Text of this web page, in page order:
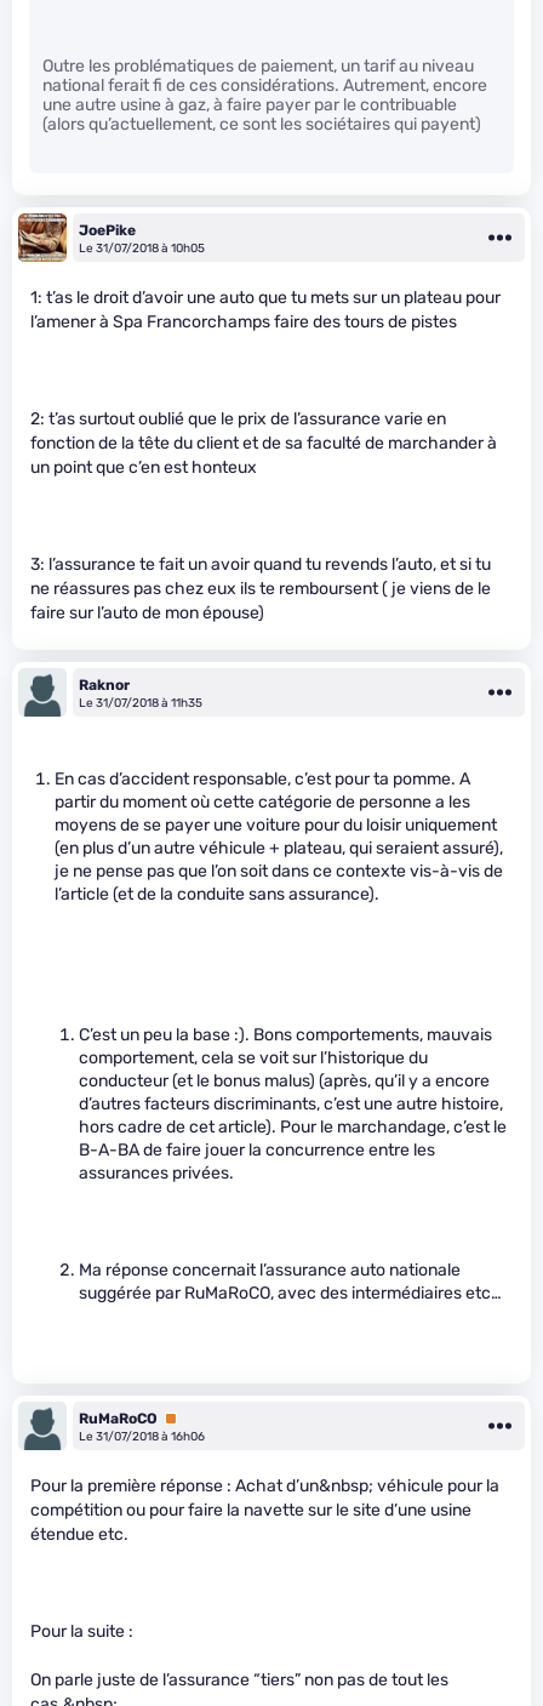
Outre les problématiques de paiement, un tarif au niveau
national ferait fi de ces considérations. Autrement, encore
une autre usine à gaz, à faire payer par le contribuable
(alors qu’actuellement, ce sont les sociétaires qui payent)
JoePike
Le 31/07/2018 à 10h05
1: t’as le droit d’avoir une auto que tu mets sur un plateau pour
l’amener à Spa Francorchamps faire des tours de pistes
2: t’as surtout oublié que le prix de l’assurance varie en
fonction de la tête du client et de sa faculté de marchander à
un point que c’en est honteux
3: l’assurance te fait un avoir quand tu revends l’auto, et si tu
ne réassures pas chez eux ils te remboursent ( je viens de le
faire sur l’auto de mon épouse)
Raknor
Le 31/07/2018 à 11h35
En cas d’accident responsable, c’est pour ta pomme. A
partir du moment où cette catégorie de personne a les
moyens de se payer une voiture pour du loisir uniquement
(en plus d’un autre véhicule + plateau, qui seraient assuré),
je ne pense pas que l’on soit dans ce contexte vis-à-vis de
l’article (et de la conduite sans assurance).
C’est un peu la base :). Bons comportements, mauvais
comportement, cela se voit sur l’historique du
conducteur (et le bonus malus) (après, qu’il y a encore
d’autres facteurs discriminants, c’est une autre histoire,
hors cadre de cet article). Pour le marchandage, c’est le
B-A-BA de faire jouer la concurrence entre les
assurances privées.
Ma réponse concernait l’assurance auto nationale
suggérée par RuMaRoCO, avec des intermédiaires etc…
RuMaRoCO
Premium
Le 31/07/2018 à 16h06
Pour la première réponse : Achat d’un&nbsp; véhicule pour la
compétition ou pour faire la navette sur le site d’une usine
étendue etc.
Pour la suite :
On parle juste de l’assurance “tiers” non pas de tout les